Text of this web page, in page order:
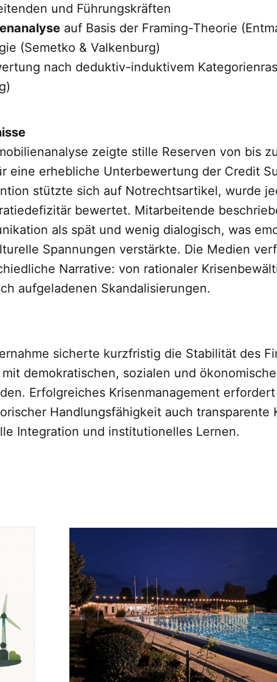
und Führungskräften
auf Basis der Framing-Theorie
(Semetko & Valkenburg)
nach deduktiv-induktivem
zeigte stille Reserven von bis
eine erhebliche Unterbewertung der Credit
stützte sich auf Notrechtsartikel, wurde
bewertet. Mitarbeitende
als spät und wenig dialogisch, was
Spannungen verstärkte. Die Medien
Narrative: von rationaler
aufgeladenen Skandalisierungen.
sicherte kurzfristig die Stabilität des
demokratischen, sozialen und
Erfolgreiches Krisenmanagement
Handlungsfähigkeit auch transparente
Integration und institutionelles Lernen.